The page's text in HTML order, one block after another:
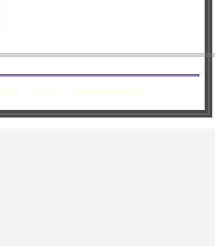
(??? ko) Téléchargé 5592 fois